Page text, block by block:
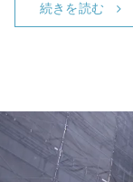
続きを読む